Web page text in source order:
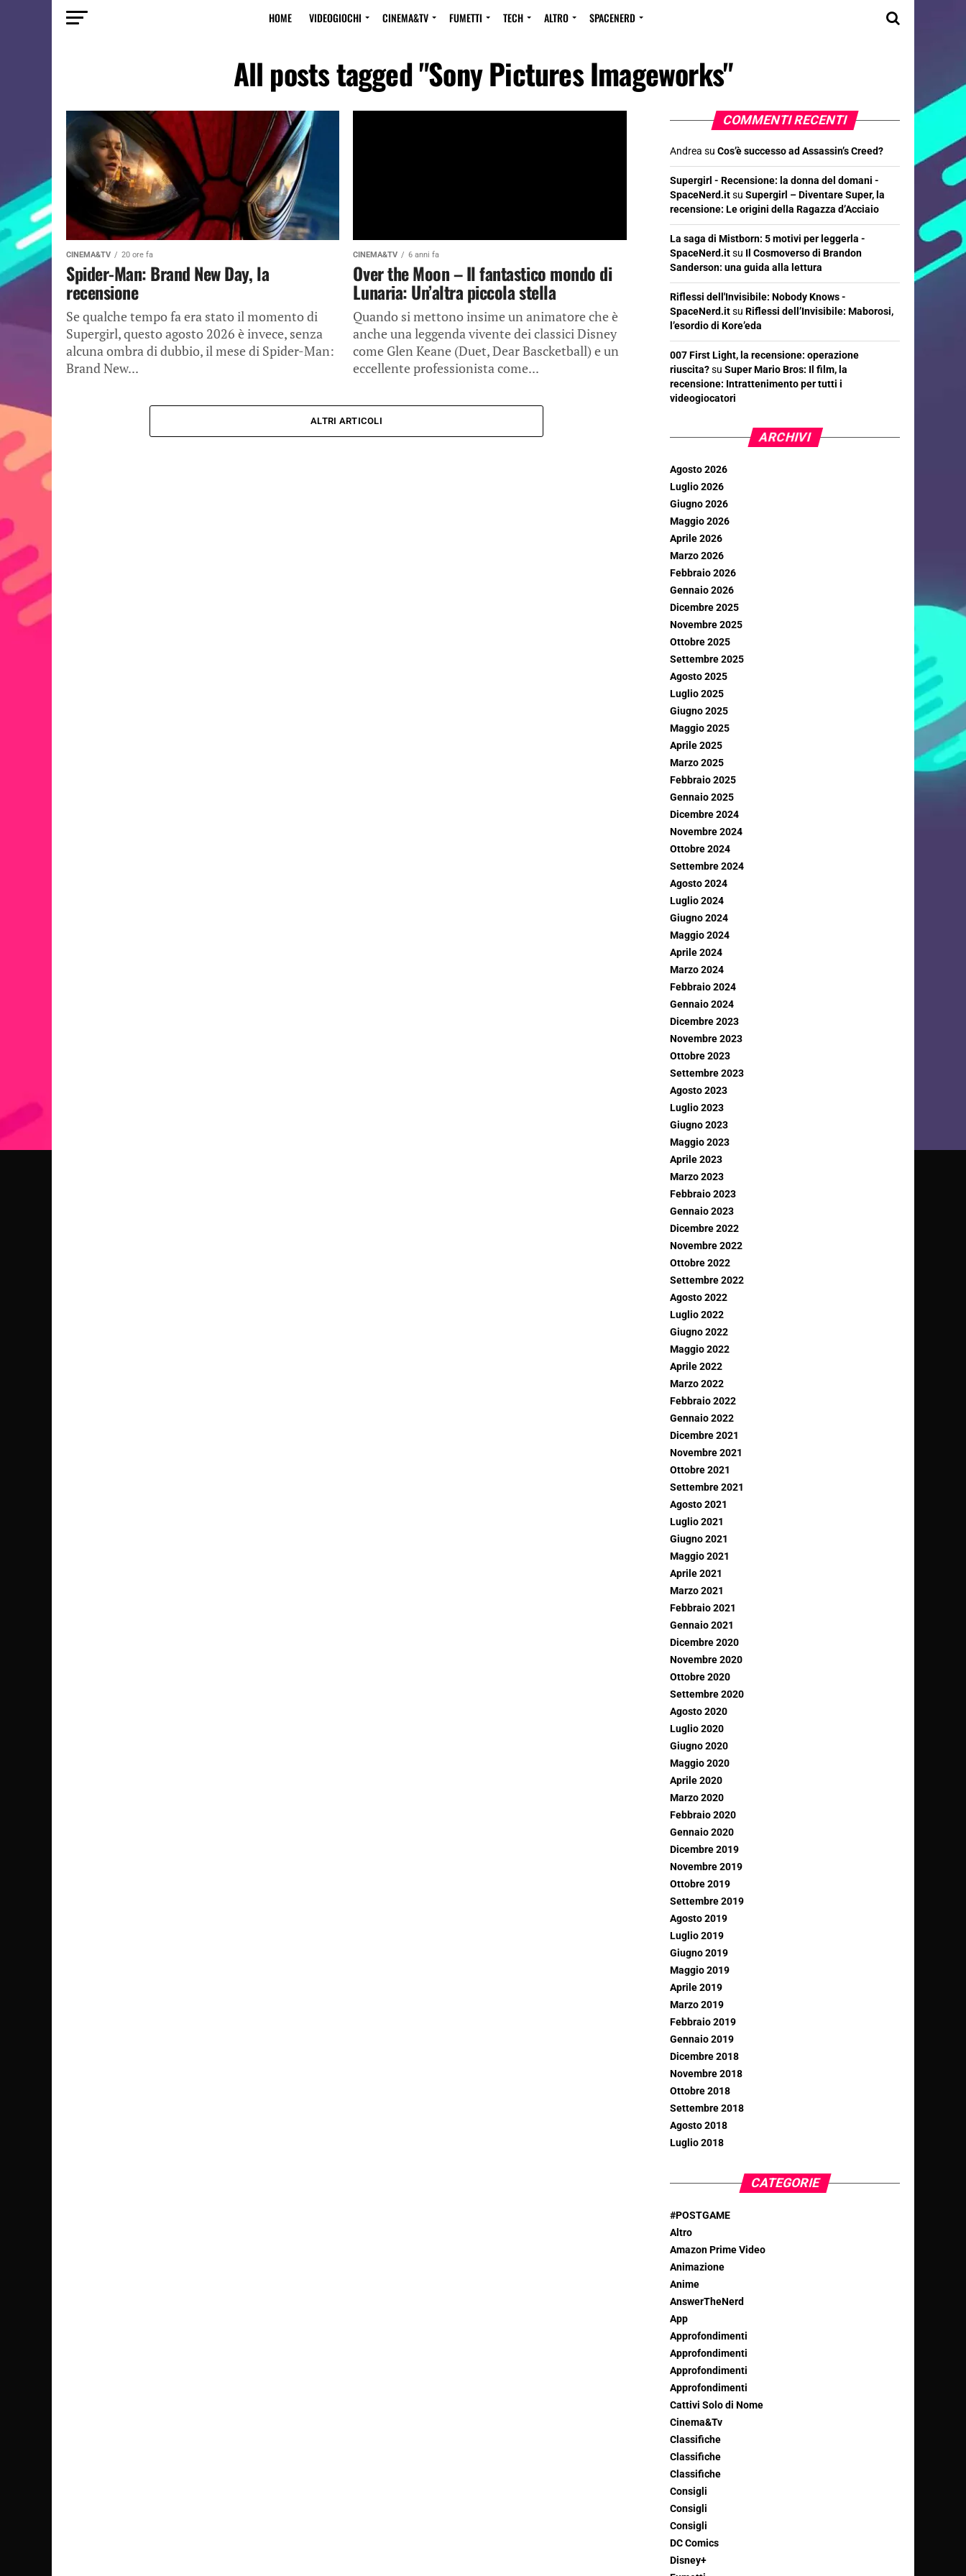
HOME VIDEOGIOCHI CINEMA&TV FUMETTI TECH ALTRO SPACENERD
All posts tagged "Sony Pictures Imageworks"
CINEMA&TV 20 ore fa
Spider-Man: Brand New Day, la
recensione
Se qualche tempo fa era stato il momento di
Supergirl, questo agosto 2026 è invece, senza
alcuna ombra di dubbio, il mese di Spider-Man:
Brand New...
CINEMA&TV 6 anni fa
Over the Moon – Il fantastico mondo di
Lunaria: Un’altra piccola stella
Quando si mettono insime un animatore che è
anche una leggenda vivente dei classici Disney
come Glen Keane (Duet, Dear Bascketball) e un
eccellente professionista come...
ALTRI ARTICOLI
COMMENTI RECENTI
Andrea su Cos’è successo ad Assassin’s Creed?
Supergirl - Recensione: la donna del domani -
SpaceNerd.itsu Supergirl – Diventare Super, la
recensione: Le origini della Ragazza d’Acciaio
La saga di Mistborn: 5 motivi per leggerla -
SpaceNerd.itsu Il Cosmoverso di Brandon
Sanderson: una guida alla lettura
Riflessi dell'Invisibile: Nobody Knows -
SpaceNerd.itsu Riflessi dell’Invisibile: Maborosi,
l’esordio di Kore’eda
007 First Light, la recensione: operazione
riuscita?su Super Mario Bros: Il film, la
recensione: Intrattenimento per tutti i
videogiocatori
ARCHIVI
Agosto 2026
Luglio 2026
Giugno 2026
Maggio 2026
Aprile 2026
Marzo 2026
Febbraio 2026
Gennaio 2026
Dicembre 2025
Novembre 2025
Ottobre 2025
Settembre 2025
Agosto 2025
Luglio 2025
Giugno 2025
Maggio 2025
Aprile 2025
Marzo 2025
Febbraio 2025
Gennaio 2025
Dicembre 2024
Novembre 2024
Ottobre 2024
Settembre 2024
Agosto 2024
Luglio 2024
Giugno 2024
Maggio 2024
Aprile 2024
Marzo 2024
Febbraio 2024
Gennaio 2024
Dicembre 2023
Novembre 2023
Ottobre 2023
Settembre 2023
Agosto 2023
Luglio 2023
Giugno 2023
Maggio 2023
Aprile 2023
Marzo 2023
Febbraio 2023
Gennaio 2023
Dicembre 2022
Novembre 2022
Ottobre 2022
Settembre 2022
Agosto 2022
Luglio 2022
Giugno 2022
Maggio 2022
Aprile 2022
Marzo 2022
Febbraio 2022
Gennaio 2022
Dicembre 2021
Novembre 2021
Ottobre 2021
Settembre 2021
Agosto 2021
Luglio 2021
Giugno 2021
Maggio 2021
Aprile 2021
Marzo 2021
Febbraio 2021
Gennaio 2021
Dicembre 2020
Novembre 2020
Ottobre 2020
Settembre 2020
Agosto 2020
Luglio 2020
Giugno 2020
Maggio 2020
Aprile 2020
Marzo 2020
Febbraio 2020
Gennaio 2020
Dicembre 2019
Novembre 2019
Ottobre 2019
Settembre 2019
Agosto 2019
Luglio 2019
Giugno 2019
Maggio 2019
Aprile 2019
Marzo 2019
Febbraio 2019
Gennaio 2019
Dicembre 2018
Novembre 2018
Ottobre 2018
Settembre 2018
Agosto 2018
Luglio 2018
CATEGORIE
#POSTGAME
Altro
Amazon Prime Video
Animazione
Anime
AnswerTheNerd
App
Approfondimenti
Approfondimenti
Approfondimenti
Approfondimenti
Cattivi Solo di Nome
Cinema&Tv
Classifiche
Classifiche
Classifiche
Consigli
Consigli
Consigli
DC Comics
Disney+